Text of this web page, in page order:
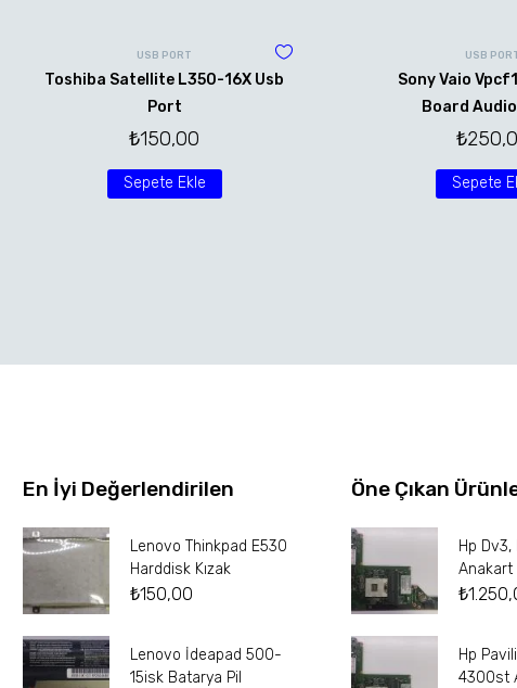
USB PORT
Toshiba Satellite L350-16X Usb
Port
₺150,00
Sepete Ekle
USB
Sony Vaio
Board
₺
Sepete
En İyi Değerlendirilen
Lenovo Thinkpad E530
Harddisk Kızak
₺150,00
Lenovo İdeapad 500-
15isk Batarya Pil
Öne Çıkan
Hp
Anakart
₺
Hp
4300st